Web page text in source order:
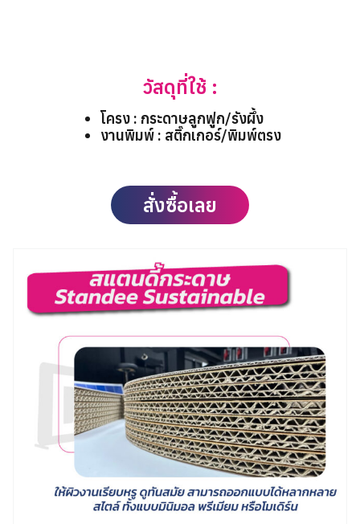
วัสดุที่ใช้ :
โครง : กระดาษลูกฟูก/รังผึ้ง
งานพิมพ์ : สติ๊กเกอร์/พิมพ์ตรง
สั่งซื้อเลย